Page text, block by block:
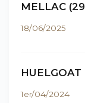
MELLAC
18/06/2025
1er/04/2024